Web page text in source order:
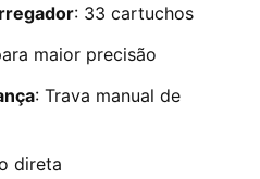
: 33 cartuchos
maior precisão
: Trava manual de
direta